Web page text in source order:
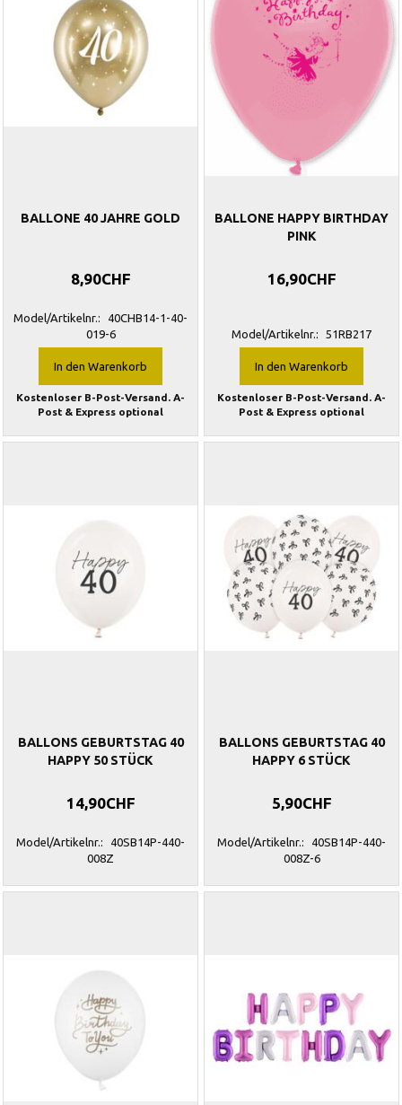
BALLONE 40 JAHRE GOLD
8,90CHF
Model/Artikelnr.:
40CHB14-1-40-
019-6
In den Warenkorb
Kostenloser B-Post-Versand. A-
Post & Express optional
BALLONE HAPPY BIRTHDAY
PINK
16,90CHF
Model/Artikelnr.: 51RB217
In den Warenkorb
Kostenloser B-Post-Versand. A-
Post & Express optional
BALLONS GEBURTSTAG 40
HAPPY 50 STÜCK
14,90CHF
Model/Artikelnr.:
40SB14P-440-
008Z
BALLONS GEBURTSTAG 40
HAPPY 6 STÜCK
5,90CHF
Model/Artikelnr.:
40SB14P-440-
008Z-6